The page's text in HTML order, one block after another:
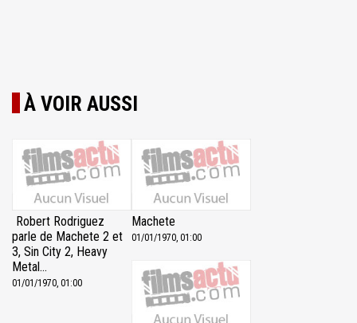
À VOIR AUSSI
Robert Rodriguez
parle de Machete 2 et
3, Sin City 2, Heavy
Metal...
01/01/1970, 01:00
Machete
01/01/1970, 01:00